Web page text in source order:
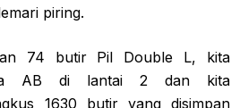
piring.
74 butir Pil Double L, kita
AB di lantai 2 dan kita
1630 butir yang disimpan